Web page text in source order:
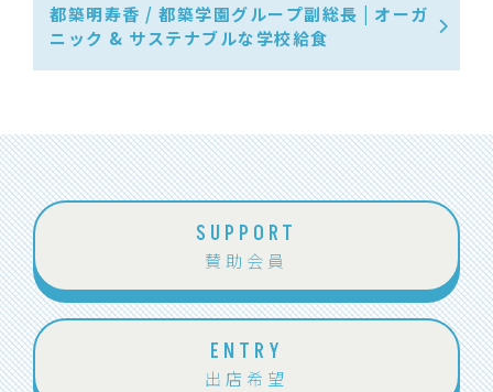
都築明寿香 / 都築学園グループ副総長 | オーガ
ニック & サステナブルな学校給食
SUPPORT
賛助会員
ENTRY
出店希望